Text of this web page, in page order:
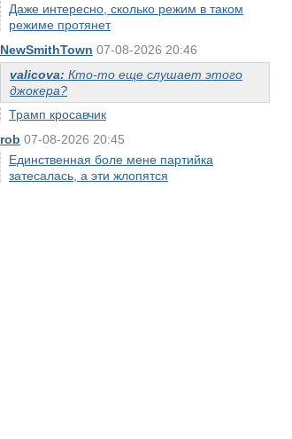
Даже интересно, сколько режим в таком
режиме протянет
NewSmithTown 07-08-2026 20:46
valicova: Кто-то еще слушает этого
джокера?
Трамп кросавчик
rob 07-08-2026 20:45
Единственная боле мене партийка
затесалась, а эти жлопятся